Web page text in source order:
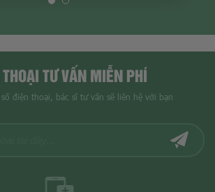
TƯ VẤN MIỄN PHÍ
điện thoại, bác sĩ tư vấn sẽ liên hệ với bạn